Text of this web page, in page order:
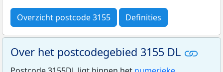
Overzicht postcode 3155 Definities
Over het postcodegebied 3155 DL